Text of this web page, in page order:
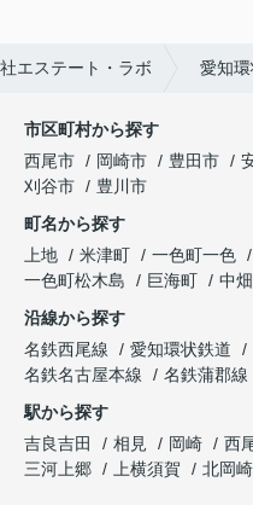
エステート・ラボ 愛知
市区町村から探す
西尾市
岡崎市 豊田市
刈谷市
豊川市
町名から探す
上地
米津町 一色町一色
一色町松木島
巨海町 中
沿線から探す
名鉄西尾線
愛知環状鉄道
名鉄名古屋本線
名鉄蒲郡線
駅から探す
吉良吉田
相見 岡崎 西
三河上郷
上横須賀 北岡崎